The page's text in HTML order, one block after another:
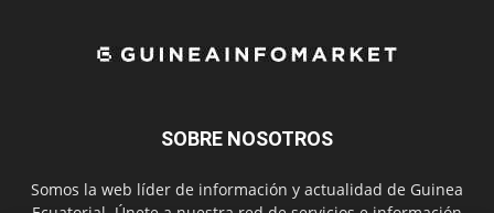
SOBRE NOSOTROS
Somos la web líder de información y actualidad de Guinea